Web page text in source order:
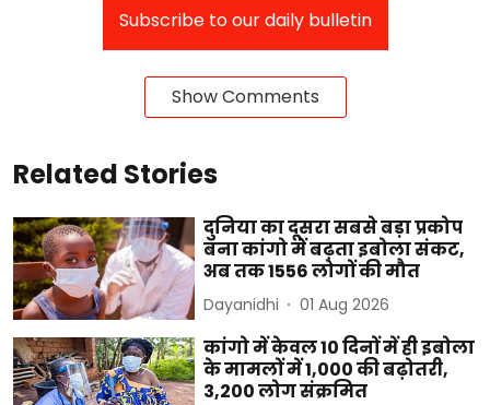
Subscribe to our daily bulletin
Show Comments
Related Stories
दुनिया का दूसरा सबसे बड़ा प्रकोप
बना कांगो में बढ़ता इबोला संकट,
अब तक 1556 लोगों की मौत
Dayanidhi 01 Aug 2026
कांगो में केवल 10 दिनों में ही इबोला
के मामलों में 1,000 की बढ़ोतरी,
3,200 लोग संक्रमित